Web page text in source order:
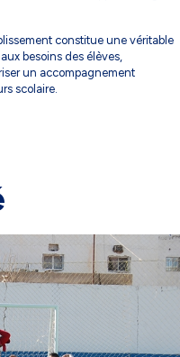
constitue une véritable
besoins des élèves,
un accompagnement
scolaire.